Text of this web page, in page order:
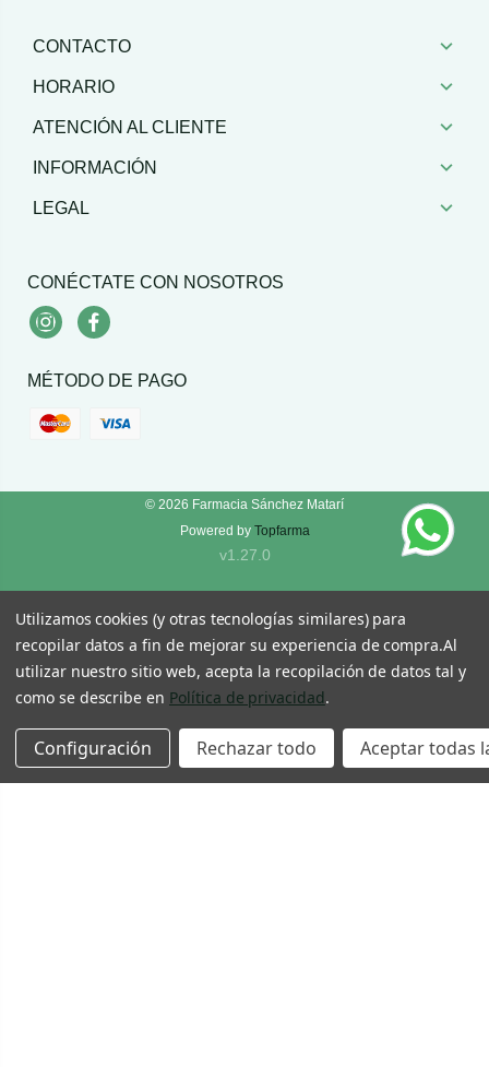
CONTACTO
HORARIO
ATENCIÓN AL CLIENTE
INFORMACIÓN
LEGAL
CONÉCTATE CON NOSOTROS
InstagramFacebook
MÉTODO DE PAGO
© 2026 Farmacia Sánchez Matarí
Powered by Topfarma
v1.27.0
Utilizamos cookies (y otras tecnologías similares) para
recopilar datos a fin de mejorar su experiencia de compra.Al
utilizar nuestro sitio web, acepta la recopilación de datos tal y
como se describe en Política de privacidad.
Configuración Rechazar todo Aceptar todas